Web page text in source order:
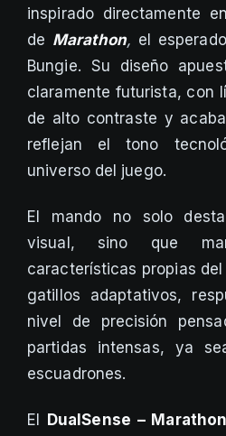
inspirado directamente
de Marathon, el
Bungie. Su diseño
claramente futurista, con
de alto contraste y
reflejan el tono
universo del juego.
El mando no solo
visual, sino que
características propias del
gatillos adaptativos,
nivel de precisión
partidas intensas, ya
escuadrones.
El DualSense –